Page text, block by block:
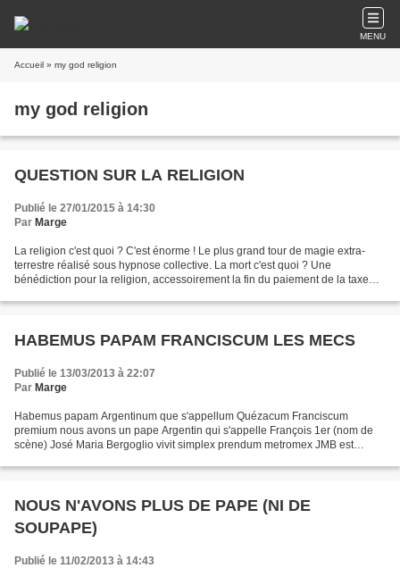
MENU
Accueil » my god religion
my god religion
QUESTION SUR LA RELIGION
Publié le 27/01/2015 à 14:30
Par Marge
La religion c'est quoi ? C'est énorme ! Le plus grand tour de magie extra-
terrestre réalisé sous hypnose collective. La mort c'est quoi ? Une
bénédiction pour la religion, accessoirement la fin du paiement de la taxe
HABEMUS PAPAM FRANCISCUM LES MECS
Publié le 13/03/2013 à 22:07
Par Marge
Habemus papam Argentinum que s'appellum Quézacum Franciscum
premium nous avons un pape Argentin qui s'appelle François 1er (nom de
scène) José Maria Bergoglio vivit simplex prendum metromex JMB est
NOUS N'AVONS PLUS DE PAPE (NI DE
SOUPAPE)
Publié le 11/02/2013 à 14:43